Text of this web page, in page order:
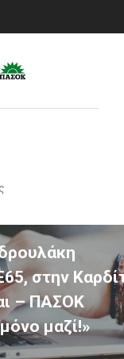
στην
– ΠΑΣΟΚ
μαζί!»